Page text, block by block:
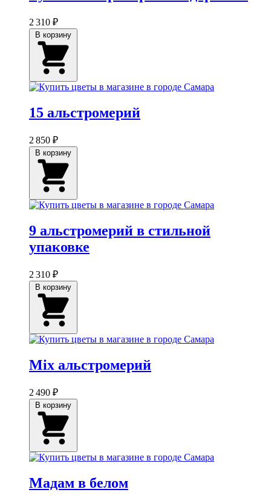
2 310 ₽
15 альстромерий
2 850 ₽
9 альстромерий в стильной
упаковке
2 310 ₽
Mix альстромерий
2 490 ₽
Мадам в белом